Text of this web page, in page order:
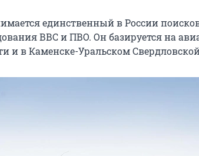
единственный в России
ВВС и ПВО. Он базируется на
и в Каменске-Уральском